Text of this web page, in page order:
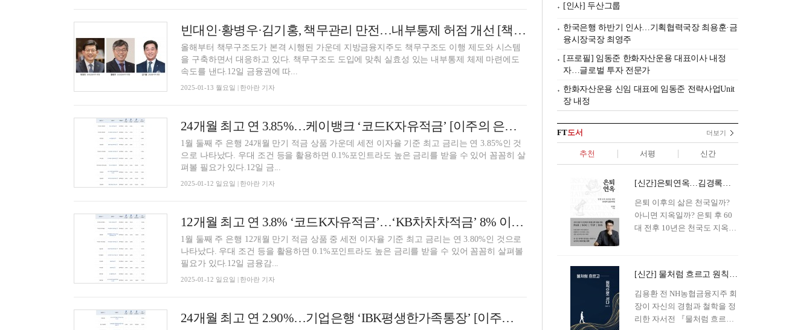
빈대인·황병우·김기홍, 책무관리 만전…내부통제 허점 개선 [책무구조도 첫 발, 금융권 점검]
올해부터 책무구조도가 본격 시행된 가운데 지방금융지주도 책무구조도 이행 제도와 시스템
을 구축하면서 대응하고 있다. 책무구조도 도입에 맞춰 실효성 있는 내부통제 체제 마련에도
속도를 낸다.12일 금융권에 따...
2025-01-13 월요일 | 한아란 기자
24개월 최고 연 3.85%…케이뱅크 ‘코드K자유적금’ [이주의 은행 적금금리-1월 2주]
1월 둘째 주 은행 24개월 만기 적금 상품 가운데 세전 이자율 기준 최고 금리는 연 3.85%인 것
으로 나타났다. 우대 조건 등을 활용하면 0.1%포인트라도 높은 금리를 받을 수 있어 꼼꼼히 살
펴볼 필요가 있다.12일 금...
2025-01-12 일요일 | 한아란 기자
12개월 최고 연 3.8% ‘코드K자유적금’…‘KB차차차적금’ 8% 이자 [이주의 은행 적금금리-1월 2주]
1월 둘째 주 은행 12개월 만기 적금 상품 중 세전 이자율 기준 최고 금리는 연 3.80%인 것으로
나타났다. 우대 조건 등을 활용하면 0.1%포인트라도 높은 금리를 받을 수 있어 꼼꼼히 살펴볼
필요가 있다.12일 금융감...
2025-01-12 일요일 | 한아란 기자
24개월 최고 연 2.90%…기업은행 ‘IBK평생한가족통장’ [이주의 은행 예금금리-1월 2주]
[인사] 두산그룹
한국은행 하반기 인사…기획협력국장 최용훈·금
융시장국장 최영주
[프로필] 임동준 한화자산운용 대표이사 내정
자…글로벌 투자 전문가
한화자산운용 신임 대표에 임동준 전략사업Unit
장 내정
FT도서 더보기
추천 서평 신간
[신간]은퇴연옥…김경록의 은퇴 후 삶의 나침반
은퇴 이후의 삶은 천국일까?
아니면 지옥일까? 은퇴 후 60
대 전후 10년은 천국도 지옥도
은퇴 설계를 가이드해 온 김경
록 옵투스자산운용의 고문이
신간 『은퇴연옥』을 내놓았
다.단테는 지옥을 '모든 희망을
[신간] 물처럼 흐르고 원칙으로 서다…김용환의 통찰을 담다
김용환 전 NH농협금융지주 회
장이 자신의 경험과 철학을 정
리한 자서전 『물처럼 흐르고